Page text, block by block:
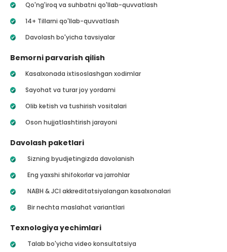
Qo'ng'iroq va suhbatni qo'llab-quvvatlash
14+ Tillarni qo'llab-quvvatlash
Davolash bo'yicha tavsiyalar
Bemorni parvarish qilish
Kasalxonada ixtisoslashgan xodimlar
Sayohat va turar joy yordami
Olib ketish va tushirish vositalari
Oson hujjatlashtirish jarayoni
Davolash paketlari
Sizning byudjetingizda davolanish
Eng yaxshi shifokorlar va jarrohlar
NABH & JCI akkreditatsiyalangan kasalxonalari
Bir nechta maslahat variantlari
Texnologiya yechimlari
Talab bo'yicha video konsultatsiya